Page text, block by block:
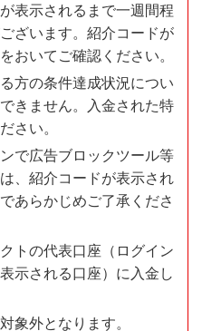
表示されるまで一週間程
ざいます。紹介コードが
おいてご確認ください。
方の条件達成状況につい
きません。入金された特
さい。
で広告ブロックツール等
、紹介コードが表示され
あらかじめご了承くださ
トの代表口座（ログイン
示される口座）に入金し
象外となります。